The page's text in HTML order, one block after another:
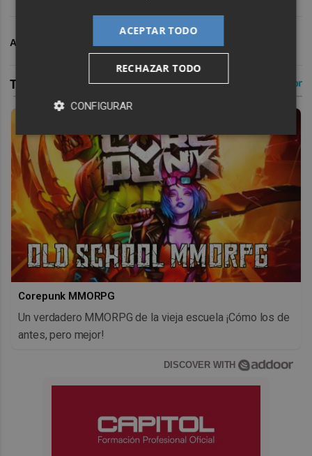
ARCHIVADO EN
Corepunk MMORPG
Un verdadero MMORPG de la vieja escuela ¡Cómo los de
antes, pero mejor!
DISCOVER WITH
ACEPTAR TODO
RECHAZAR TODO
CONFIGURAR